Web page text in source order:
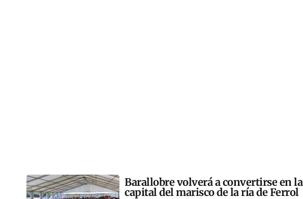
Barallobre volverá a convertirse en la
capital del marisco de la ría de Ferrol